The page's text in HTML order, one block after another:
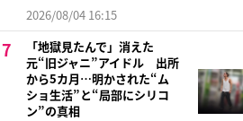
2026/08/04 16:15
「地獄見たんで」消えた
元“旧ジャニ”アイドル 出所
から5カ月…明かされた“ム
ショ生活”と“局部にシリコ
ン”の真相